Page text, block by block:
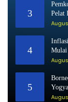
3
Pelat
4
Mulai
5